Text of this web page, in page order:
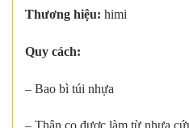
Thương hiệu: himi
Quy cách:
– Bao bì túi nhựa